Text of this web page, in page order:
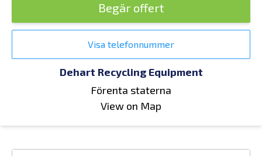
Begär offert
Visa telefonnummer
Dehart Recycling Equipment
Förenta staterna
View on Map